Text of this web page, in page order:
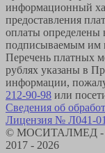
информационный
предоставления
оплаты определены
подписываемым им
Перечень платных
рублях указаны в
информации,
212-90-98 или
Сведения об
Лицензия № Л041-
© МОСИТАЛМЕД -
2017 - 2026